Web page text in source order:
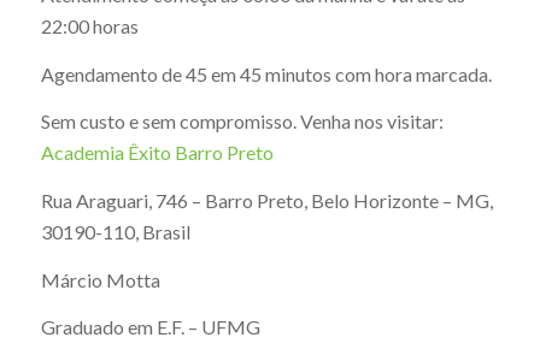
22:00 horas
Agendamento de 45 em 45 minutos com hora marcada.
Sem custo e sem compromisso. Venha nos visitar:
Academia Êxito Barro Preto
Rua Araguari, 746 – Barro Preto, Belo Horizonte – MG,
30190-110, Brasil
Márcio Motta
Graduado em E.F. – UFMG